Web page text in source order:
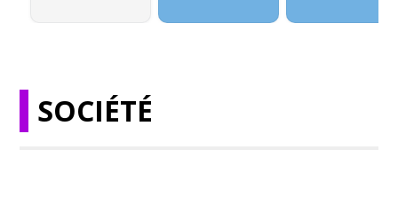
SOCIÉTÉ